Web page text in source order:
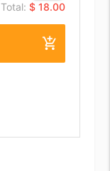
Total: $ 18.00
add_shopping_cart